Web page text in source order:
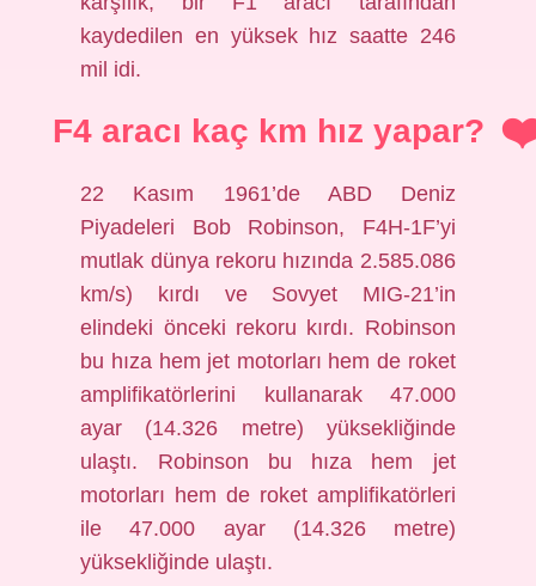
kaydedilen en yüksek hız saatte 246
mil idi.
F4 aracı kaç km hız yapar?
22 Kasım 1961’de ABD Deniz
Piyadeleri Bob Robinson, F4H-1F’yi
mutlak dünya rekoru hızında 2.585.086
km/s) kırdı ve Sovyet MIG-21’in
elindeki önceki rekoru kırdı. Robinson
bu hıza hem jet motorları hem de roket
amplifikatörlerini kullanarak 47.000
ayar (14.326 metre) yüksekliğinde
ulaştı. Robinson bu hıza hem jet
motorları hem de roket amplifikatörleri
ile 47.000 ayar (14.326 metre)
yüksekliğinde ulaştı.